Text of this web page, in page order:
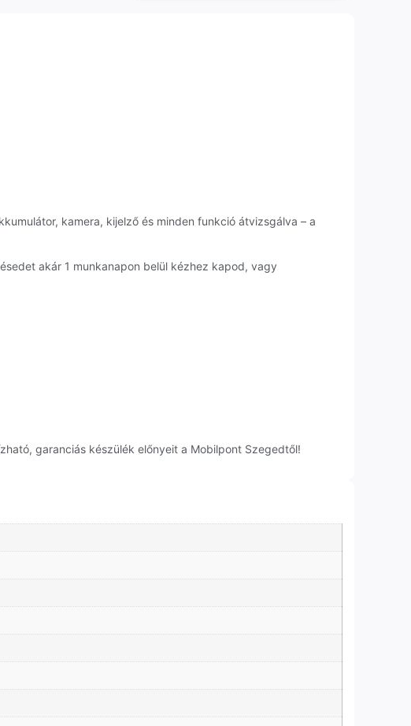
kamera, kijelző és minden funkció átvizsgálva – a
akár 1 munkanapon belül kézhez kapod, vagy
garanciás készülék előnyeit a Mobilpont Szegedtől!